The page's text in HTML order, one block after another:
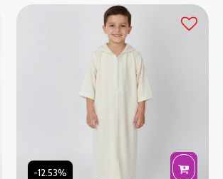
Petit Charga en Vert Olive. Ce coloris
tendance, à la fois doux et plein de caractère,
se distingue par sa sobriété raffinée. Chaque
détail est conçu pour offrir un vêtement
authentique, sublimé par un travail manuel de
-12.53%